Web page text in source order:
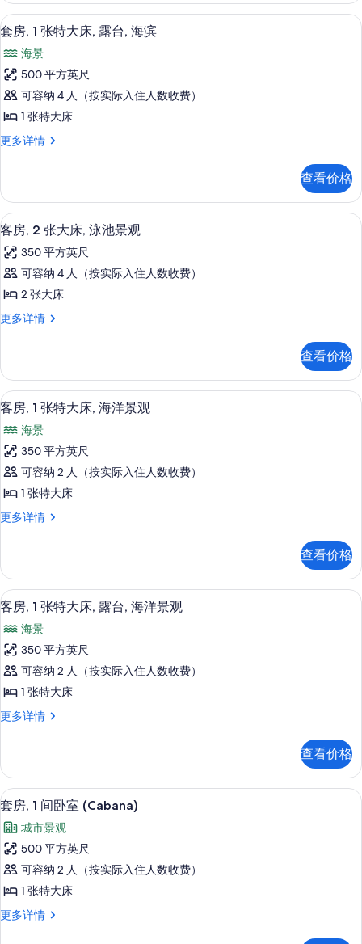
所
有
照
片
信
息
滨
的
所
有
照
片
室,
海
更
多
信
息
显
套
房,
1
张
特
床,
露
台,
海
滨
的
所
片
套房, 1 张特大床, 露台, 海滨 | 高档床
8
套房, 1 张特大床, 露台, 海滨
海景
500 平方英尺
可容纳 4 人（按实际入住人数收费）
1 张特大床
更多详情
套
特
大
床,
台,
海
更
多
信
查看价格
显
示
客
房,
2
张
床,
泳
池
景
观
的
所
有
客房, 2 张大床, 泳池景观 | 高档床上
7
客房, 2 张大床, 泳池景观
350 平方英尺
可容纳 4 人（按实际入住人数收费）
2 张大床
更多详情
客
大
床,
泳
景
观
更
多
信
查看价格
显
客
房,
1
张
特
床,
海
洋
景
观
的
所
有
高档床上用品、加厚床垫、客房内保
7
客房, 1 张特大床, 海洋景观
海景
350 平方英尺
可容纳 2 人（按实际入住人数收费）
1 张特大床
更多详情
客
特
大
床,
洋
景
观
更
多
息
查看价格
显
客
房,
1
张
特
床,
露
台,
海
洋
景
观
的
高档床上用品、加厚床垫、客房内保
5
客房, 1 张特大床, 露台, 海洋景观
海景
350 平方英尺
可容纳 2 人（按实际入住人数收费）
1 张特大床
更多详情
客
特
大
床,
台,
海
洋
景
观
多
查看价格
显
示
套
房,
1
间
卧
套房, 1 间卧室 (Cabana) | 高档床上用
9
套房, 1 间卧室 (Cabana)
城市景观
500 平方英尺
可容纳 2 人（按实际入住人数收费）
1 张特大床
更多详情
套